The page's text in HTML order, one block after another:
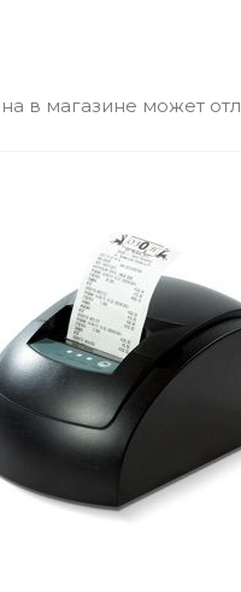
в магазине может